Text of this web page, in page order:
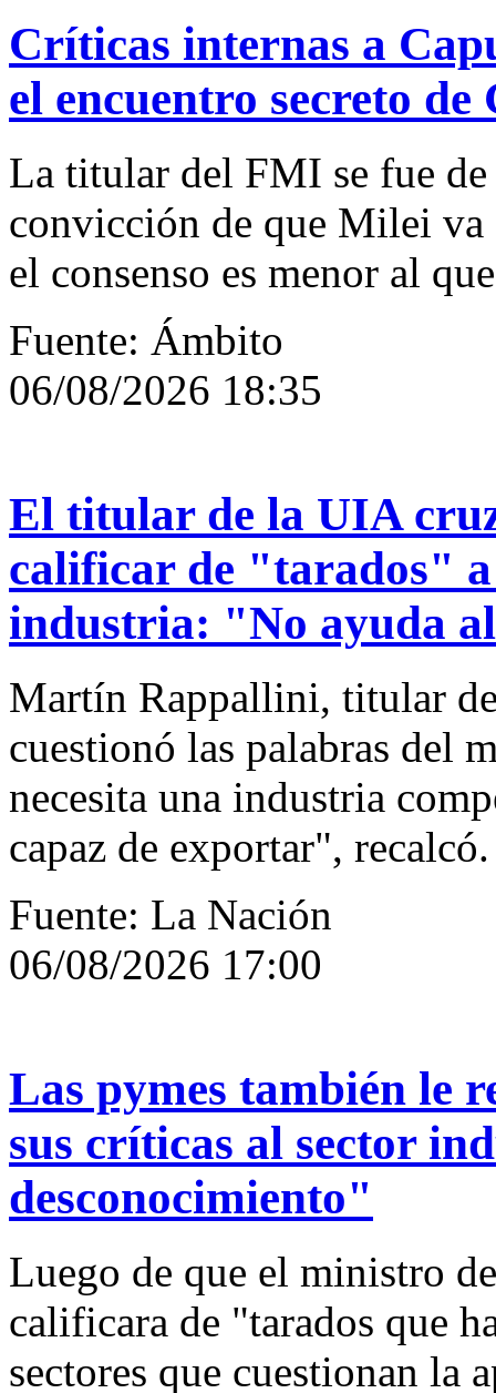
Críticas internas a
el encuentro secreto de
La titular del FMI se fue
convicción de que Milei va
el consenso es menor al
Fuente: Ámbito
06/08/2026 18:35
El titular de la UIA
calificar de "tarados" a
industria: "No ayuda
Martín Rappallini, titular
cuestionó las palabras del
necesita una industria
capaz de exportar", recalcó.
Fuente: La Nación
06/08/2026 17:00
Las pymes también le
sus críticas al sector
desconocimiento"
Luego de que el ministro
calificara de "tarados que
sectores que cuestionan la